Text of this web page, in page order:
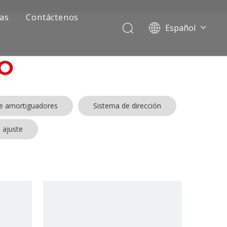
Contáctenos
Español
Pусский
English
amortiguadores Sistema de dirección
ajuste